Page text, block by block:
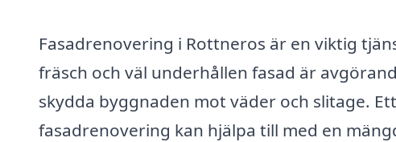
Fasadrenovering i Rottneros är en viktig
fräsch och väl underhållen fasad är
skydda byggnaden mot väder och slitage.
fasadrenovering kan hjälpa till med en